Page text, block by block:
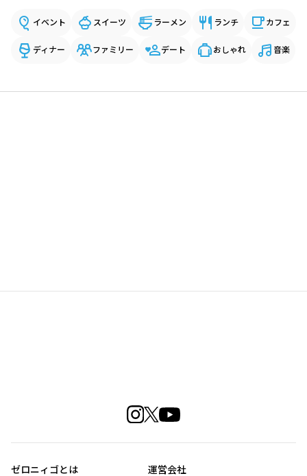
イベント スイーツ ラーメン ランチ カフェ
ディナー ファミリー デート おしゃれ 音楽
ゼロニィゴとは 運営会社